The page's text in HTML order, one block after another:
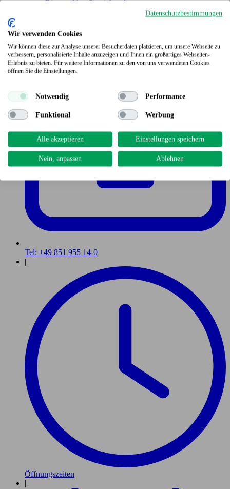
Bitte melden Sie sich an!
Tel: +49 851 955 14-0
|
Öffnungszeiten
|
Datenschutzbestimmungen
Wir verwenden Cookies
Wir können diese zur Analyse unserer Besucherdaten platzieren, um unsere Webseite zu
verbessern, personalisierte Inhalte anzuzeigen und Ihnen ein großartiges Webseiten-
Erlebnis zu bieten. Für weitere Informationen zu den von uns verwendeten Cookies
öffnen Sie die Einstellungen.
Notwendig Performance
Funktional Werbung
Alle akzeptieren Einstellungen speichern
Nein, anpassen Ablehnen